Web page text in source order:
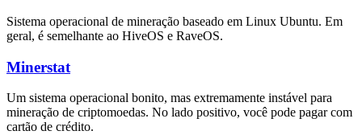
Sistema operacional de mineração baseado em Linux Ubuntu. Em
geral, é semelhante ao HiveOS e RaveOS.
Minerstat
Um sistema operacional bonito, mas extremamente instável para
mineração de criptomoedas. No lado positivo, você pode pagar com
cartão de crédito.